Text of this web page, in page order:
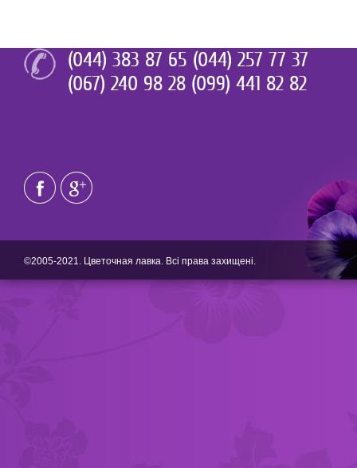
(044) 383 87 65 (044) 257 77 37
(067) 240 98 28 (099) 441 82 82
©2005-2021. Цветочная лавка. Всі права захищені.